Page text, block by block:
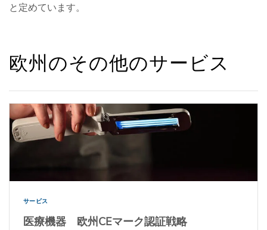
と定めています。
欧州のその他のサービス
サービス
医療機器 欧州CEマーク認証戦略